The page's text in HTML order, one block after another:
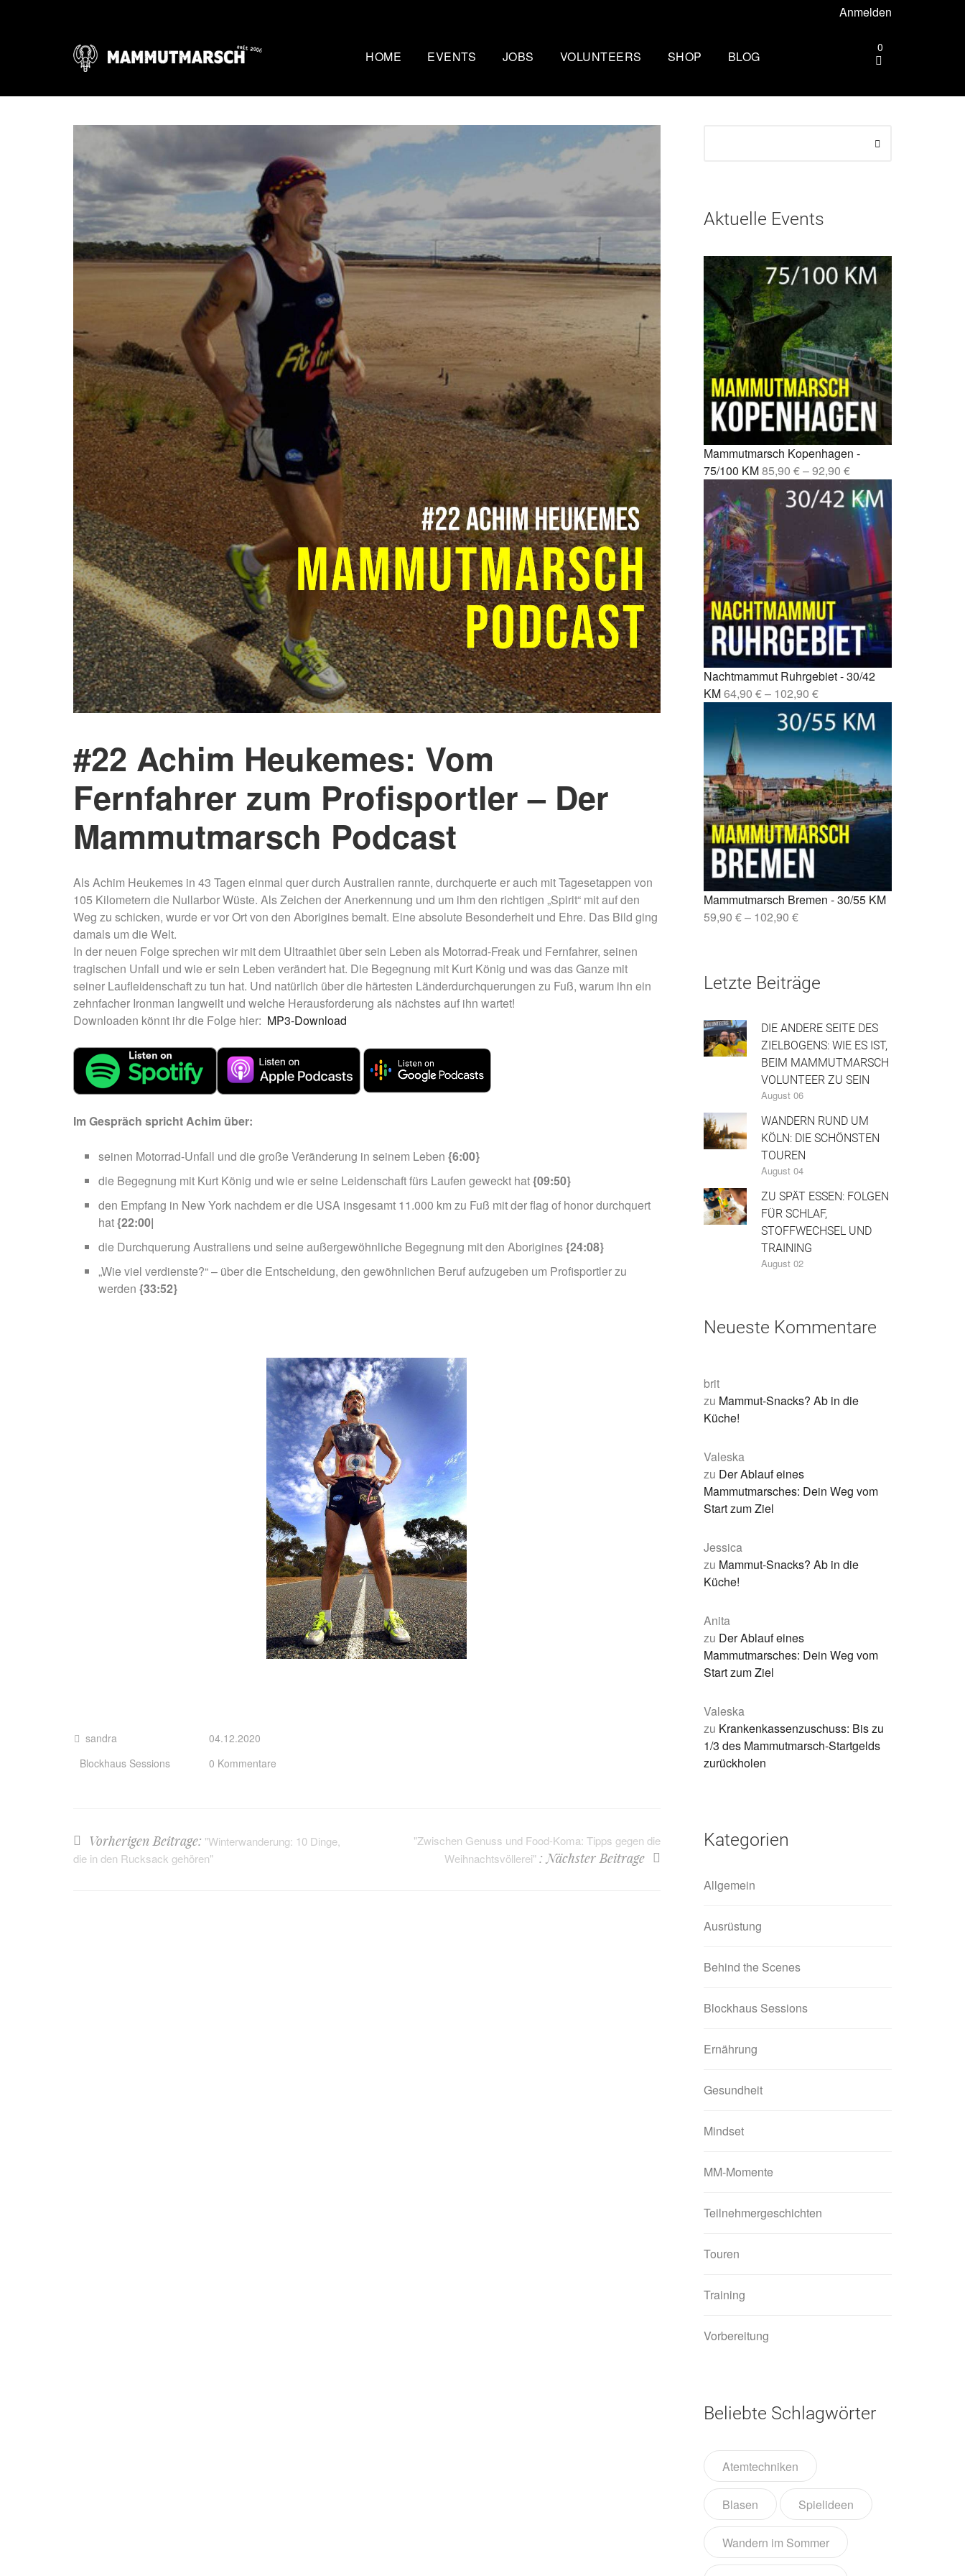
Anmelden
0
HOME EVENTS
– 75/100 KM
30/42 KM
Mammutmarsch Stuttgart –
30/42/60 KM
Mammutmarsch Hannover –
30/42/55 KM
Mammutmarsch Aarhus –
30/50 KM
Mammutmarsch Dortmund –
30/42/55 KM
Mammutmarsch Wiesbaden –
30/42/55KM
Mammutmarsch Berlin –
Mammutmarsch Málaga –
30/50 KM
Mammutmarsch Barcelona –
30/50 KM
Mammutmarsch Valencia –
30/50 KM
Mammutmarsch Madrid –
30/50/100 KM
Mammutmarsch Leipzig –
30/42/55 KM
Mammutmarsch München /
Starnberger See – 42/55 KM
Mammutmarsch Mannheim –
30/42/60 KM
Mammutmarsch Hamburg –
30/50 KM
Mammutmarsch Wien – 30/50
KM
Mammutmarsch Ruhrgebiet –
30/42/55 KM
Mammutmarsch Kopenhagen
– 30/42/55 KM
Mammutmarsch Bilbao –
30/50 KM
Mammutmarsch Nürnberg –
30/42/55 KM
Mammutmarsch Dresden –
30/50 KM
Nachtmammut Hamburg –
30/42 KM
Mammutmarsch Essen –
75/100 KM
Mammutmarsch München –
75/100 KM
Mammutmarsch Berlin –
75/100 KM
JOBS VOLUNTEERS SHOP BLOG
Wim Hof Kältetraining: So frierst
du sicher
Fernwanderweg Deutschland: 7
Routen, Tipps und ehrliche
Empfehlungen
Vom Party-Leben zu 3.000
Mammutmarsch-Kilometern
Kompressionssocken beim
Wandern: Was sie wirklich
Wie wirkt sich Stress auf den
Körper aus? Was wirklich
passiert
Mönchengladbach wandern: 5
Touren zwischen Niers, Wald
und Schlössern
Mammutmarsch alleine: Monas
Geschichte vom Alleinstarten
und trotzdem dazugehören
#22 Achim Heukemes: Vom
Fernfahrer zum Profisportler – Der
Mammutmarsch Podcast
Als Achim Heukemes in 43 Tagen einmal quer durch Australien rannte, durchquerte er auch mit Tagesetappen von
105 Kilometern die Nullarbor Wüste. Als Zeichen der Anerkennung und um ihm den richtigen „Spirit“ mit auf den
Weg zu schicken, wurde er vor Ort von den Aborigines bemalt. Eine absolute Besonderheit und Ehre. Das Bild ging
damals um die Welt.
In der neuen Folge sprechen wir mit dem Ultraathlet über sein Leben als Motorrad-Freak und Fernfahrer, seinen
tragischen Unfall und wie er sein Leben verändert hat. Die Begegnung mit Kurt König und was das Ganze mit
seiner Laufleidenschaft zu tun hat. Und natürlich über die härtesten Länderdurchquerungen zu Fuß, warum ihn ein
zehnfacher Ironman langweilt und welche Herausforderung als nächstes auf ihn wartet!
Downloaden könnt ihr die Folge hier: MP3-Download
Im Gespräch spricht Achim über:
seinen Motorrad-Unfall und die große Veränderung in seinem Leben {6:00}
die Begegnung mit Kurt König und wie er seine Leidenschaft fürs Laufen geweckt hat{09:50}
den Empfang in New York nachdem er die USA insgesamt 11.000 km zu Fuß mit der flag of honor durchquert
hat{22:00|
die Durchquerung Australiens und seine außergewöhnliche Begegnung mit den Aborigines{24:08}
„Wie viel verdienste?“ – über die Entscheidung, den gewöhnlichen Beruf aufzugeben um Profisportler zu
werden {33:52}
sandra
Blockhaus Sessions
04.12.2020
0 Kommentare
Vorherigen Beitrage: "Winterwanderung: 10 Dinge,
die in den Rucksack gehören"
"Zwischen Genuss und Food-Koma: Tipps gegen die
Weihnachtsvöllerei" : Nächster Beitrage
Aktuelle Events
Mammutmarsch Kopenhagen -
75/100 KM85,90 €–92,90 €
Nachtmammut Ruhrgebiet - 30/42
KM64,90 €– 102,90 €
Mammutmarsch Bremen - 30/55 KM
59,90 €– 102,90 €
Letzte Beiträge
DIE ANDERE SEITE DES
ZIELBOGENS: WIE ES IST,
BEIM MAMMUTMARSCH
VOLUNTEER ZU SEIN
August 06
WANDERN RUND UM
KÖLN: DIE SCHÖNSTEN
TOUREN
August 04
ZU SPÄT ESSEN: FOLGEN
FÜR SCHLAF,
STOFFWECHSEL UND
TRAINING
August 02
Neueste Kommentare
brit
zu Mammut-Snacks? Ab in die
Küche!
Valeska
zu Der Ablauf eines
Mammutmarsches: Dein Weg vom
Start zum Ziel
Jessica
zu Mammut-Snacks? Ab in die
Küche!
Anita
zu Der Ablauf eines
Mammutmarsches: Dein Weg vom
Start zum Ziel
Valeska
zu Krankenkassenzuschuss: Bis zu
1/3 des Mammutmarsch-Startgelds
zurückholen
Kategorien
Allgemein
Ausrüstung
Behind the Scenes
Blockhaus Sessions
Ernährung
Gesundheit
Mindset
MM-Momente
Teilnehmergeschichten
Touren
Training
Vorbereitung
Beliebte Schlagwörter
Atemtechniken
Blasen Spielideen
Wandern im Sommer